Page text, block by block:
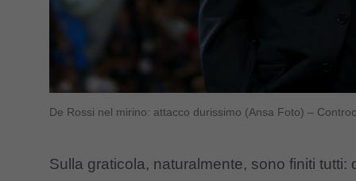
De Rossi nel mirino: attacco durissimo (Ansa Foto) –
Sulla graticola, naturalmente, sono finiti tutti: